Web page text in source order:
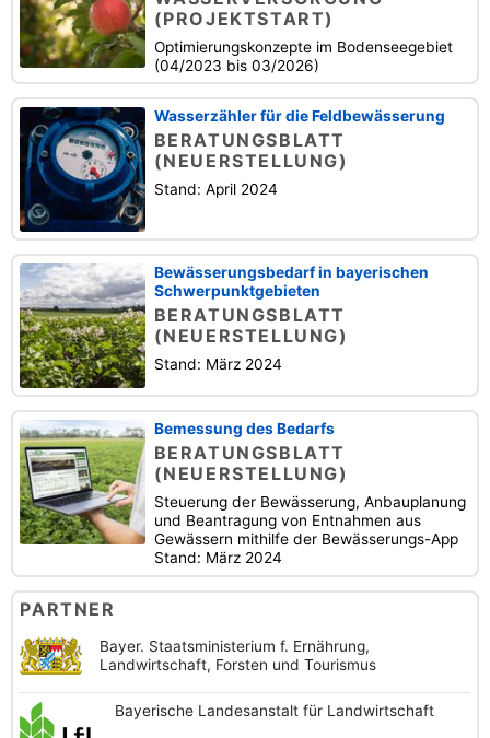
(PROJEKTSTART)
Optimierungskonzepte im Bodenseegebiet
(04/2023 bis 03/2026)
Wasserzähler für die Feldbewässerung
BERATUNGSBLATT
(NEUERSTELLUNG)
Stand: April 2024
Bewässerungsbedarf in bayerischen
Schwerpunktgebieten
BERATUNGSBLATT
(NEUERSTELLUNG)
Stand: März 2024
Bemessung des Bedarfs
BERATUNGSBLATT
(NEUERSTELLUNG)
Steuerung der Bewässerung, Anbauplanung
und Beantragung von Entnahmen aus
Gewässern mithilfe der Bewässerungs-App
Stand: März 2024
PARTNER
Bayer. Staatsministerium f. Ernährung,
Landwirtschaft, Forsten und Tourismus
Bayerische Landesanstaltfür Landwirtschaft